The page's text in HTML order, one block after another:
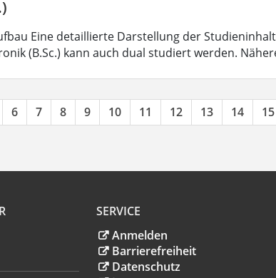
Eine detaillierte Darstellung der
(B.Sc.) kann auch dual studiert werden.
6 7 8 9 10 11 12 13 14 15
SERVICE
Anmelden
Barrierefreiheit
Datenschutz